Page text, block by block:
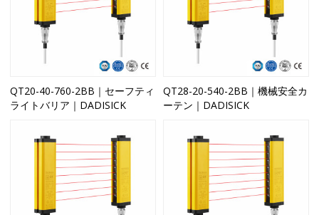
QT20-40-760-2BB｜セーフティ
ライトバリア｜DADISICK
QT28-20-540-2BB｜機械安全カ
ーテン｜DADISICK